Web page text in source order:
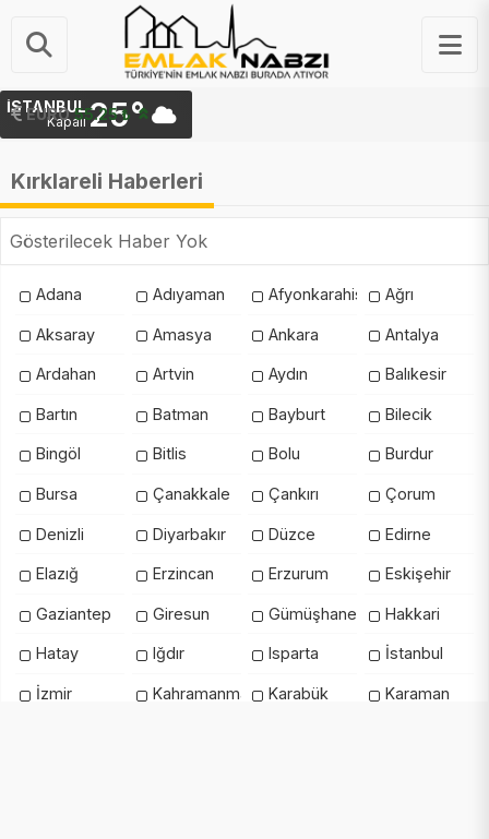
EURO 55.25 ₺
İSTANBUL
Kapalı25°
Kırklareli Haberleri
Gösterilecek Haber Yok
Adana Adıyaman Afyonkarahisar Ağrı
Aksaray Amasya Ankara Antalya
Ardahan Artvin Aydın Balıkesir
Bartın Batman Bayburt Bilecik
Bingöl Bitlis Bolu Burdur
Bursa Çanakkale Çankırı Çorum
Denizli Diyarbakır Düzce Edirne
Elazığ Erzincan Erzurum Eskişehir
Gaziantep Giresun Gümüşhane Hakkari
Hatay Iğdır Isparta İstanbul
İzmir KahramanmaraşKarabük Karaman